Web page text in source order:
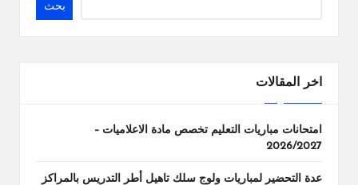
بحث
اخر المقالات
امتحانات مباريات التعليم تخصص مادة الاعلاميات –
2026/2027
عدة التحضير لمباريات ولوج سلك تاهيل أطر التدريس بالمراكز